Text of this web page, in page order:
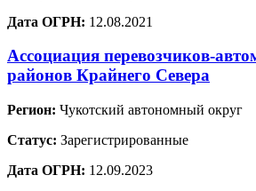
Дата ОГРН: 12.08.2021
Ассоциация перевозчиков-
районов Крайнего Севера
Регион: Чукотский автономный округ
Статус: Зарегистрированные
Дата ОГРН: 12.09.2023